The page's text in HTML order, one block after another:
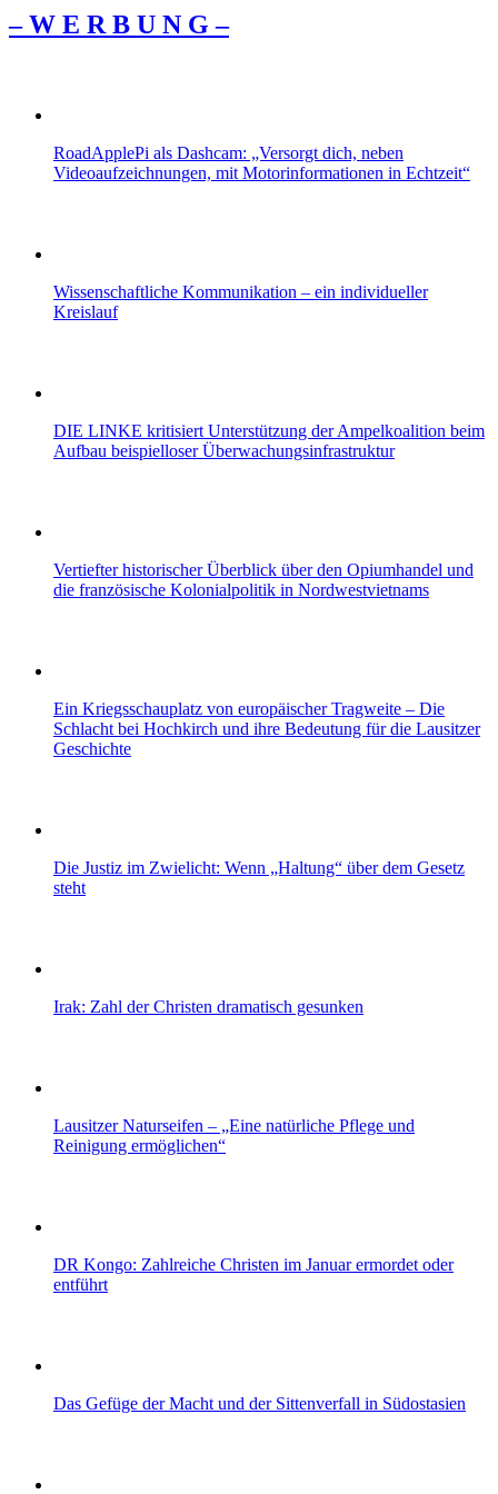
– W Ε R Β U Ν G –
RoadApplePi als Dashcam: „Versorgt dich, neben
Videoaufzeichnungen, mit Motorinformationen in Echtzeit“
Wissenschaftliche Kommunikation – ein individueller
Kreislauf
DIE LINKE kritisiert Unterstützung der Ampelkoalition beim
Aufbau beispielloser Überwachungsinfrastruktur
Vertiefter historischer Überblick über den Opiumhandel und
die französische Kolonialpolitik in Nordwestvietnams
Ein Kriegsschauplatz von europäischer Tragweite – Die
Schlacht bei Hochkirch und ihre Bedeutung für die Lausitzer
Geschichte
Die Justiz im Zwielicht: Wenn „Haltung“ über dem Gesetz
steht
Irak: Zahl der Christen dramatisch gesunken
Lausitzer Naturseifen – „Eine natürliche Pflege und
Reinigung ermöglichen“
DR Kongo: Zahlreiche Christen im Januar ermordet oder
entführt
Das Gefüge der Macht und der Sittenverfall in Südostasien